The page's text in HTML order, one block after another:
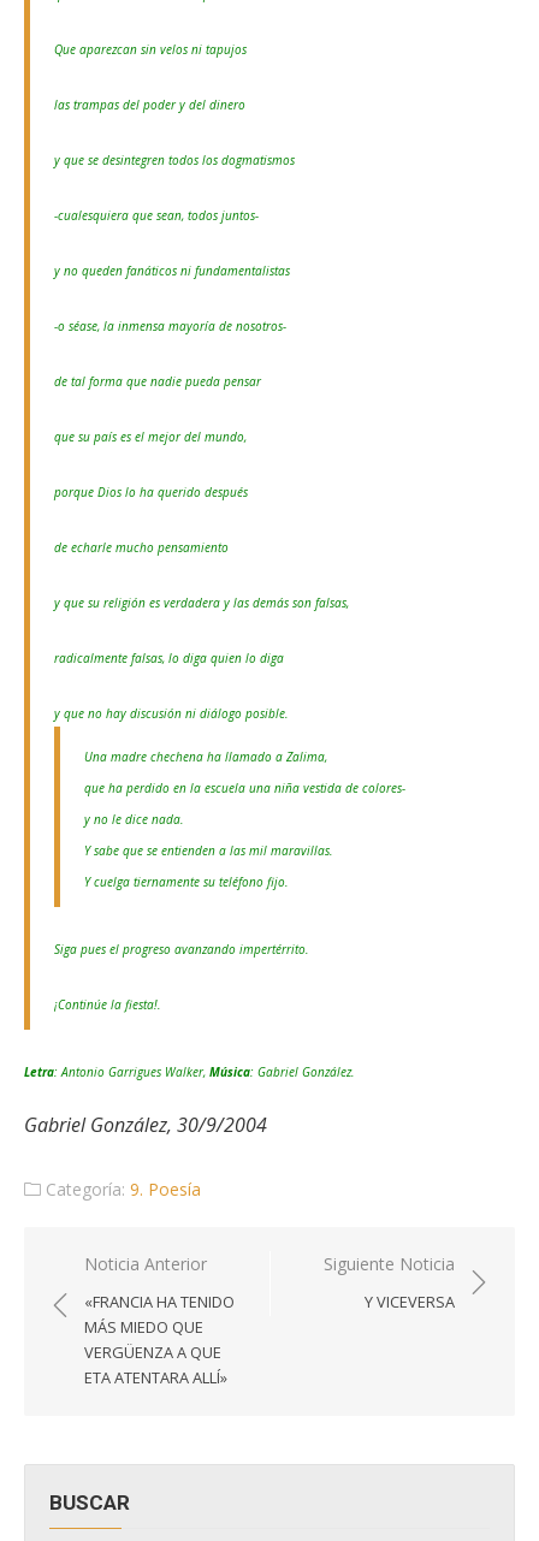
Que aparezcan sin velos ni tapujos
las trampas del poder y del dinero
y que se desintegren todos los dogmatismos
-cualesquiera que sean, todos juntos-
y no queden fanáticos ni fundamentalistas
-o séase, la inmensa mayoría de nosotros-
de tal forma que nadie pueda pensar
que su país es el mejor del mundo,
porque Dios lo ha querido después
de echarle mucho pensamiento
y que su religión es verdadera y las demás son falsas,
radicalmente falsas, lo diga quien lo diga
y que no hay discusión ni diálogo posible.
Una madre chechena ha llamado a Zalima,
que ha perdido en la escuela una niña vestida de colores-
y no le dice nada.
Y sabe que se entienden a las mil maravillas.
Y cuelga tiernamente su teléfono fijo.
Siga pues el progreso avanzando impertérrito.
¡Continúe la fiesta!.
Letra: Antonio Garrigues Walker, Música: Gabriel González.
Gabriel González, 30/9/2004
Categoría: 9. Poesía
Navegación
de
entradas
Noticia Anterior
«FRANCIA HA TENIDO
MÁS MIEDO QUE
VERGÜENZA A QUE
ETA ATENTARA ALLÍ»
Siguiente Noticia
Y VICEVERSA
BUSCAR